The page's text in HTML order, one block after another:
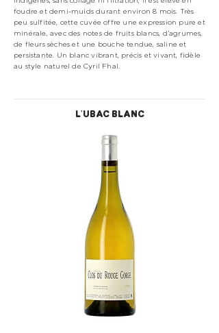
foudre et demi-muids durant environ 8 mois. Très
peu sulfitée, cette cuvée offre une expression pure et
minérale, avec des notes de fruits blancs, d’agrumes,
de fleurs sèches et une bouche tendue, saline et
persistante. Un blanc vibrant, précis et vivant, fidèle
au style naturel de Cyril Fhal.
L'UBAC BLANC